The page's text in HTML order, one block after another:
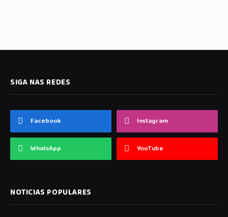
SIGA NAS REDES
Facebook Instagram
WhatsApp YouTube
NOTICIAS POPULARES